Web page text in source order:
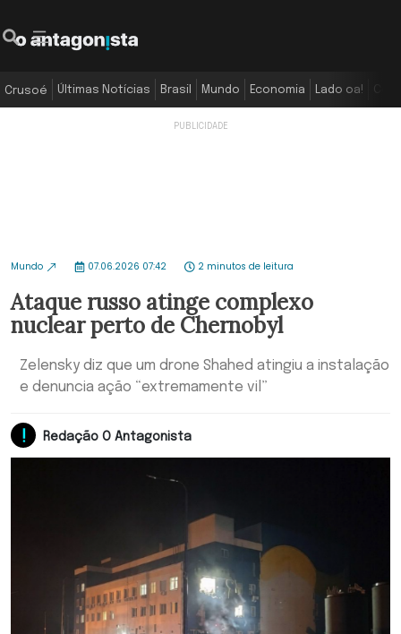
Crusoé Últimas Notícias Brasil Mundo Economia Lado oa!
Mundo 07.06.2026 07:42 2 minutos de leitura
Ataque russo atinge complexo
nuclear perto de Chernobyl
Zelensky diz que um drone Shahed atingiu a instalação
e denuncia ação “extremamente vil”
Redação O Antagonista